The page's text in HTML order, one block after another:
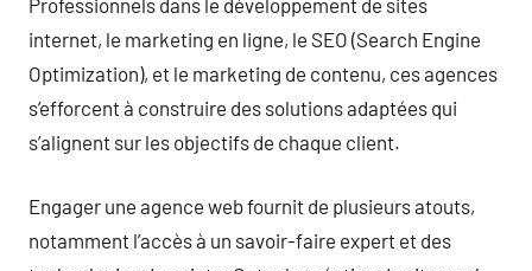
internet, le marketing en ligne, le SEO (Search Engine
Optimization), et le marketing de contenu, ces agences
s’efforcent à construire des solutions adaptées qui
s’alignent sur les objectifs de chaque client.
Engager une agence web fournit de plusieurs atouts,
notamment l’accès à un savoir-faire expert et des